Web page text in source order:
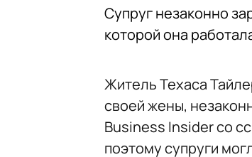
Супруг незаконно
которой она
Житель Техаса
своей жены,
Business Insider со
поэтому супруги